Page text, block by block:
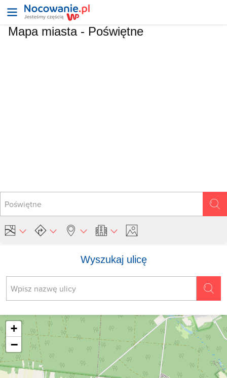
Mapa miasta - Poświętne
Wyszukaj ulicę
+
−